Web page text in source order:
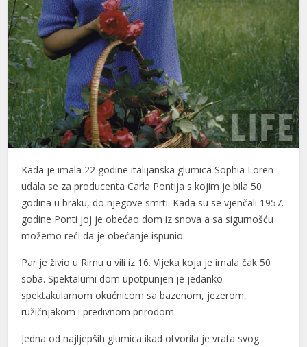
Kada je imala 22 godine italijanska glumica Sophia Loren
udala se za producenta Carla Pontija s kojim je bila 50
godina u braku, do njegove smrti. Kada su se vjenčali 1957.
godine Ponti joj je obećao dom iz snova a sa sigurnošću
možemo reći da je obećanje ispunio.
Par je živio u Rimu u vili iz 16. Vijeka koja je imala čak 50
soba. Spektalurni dom upotpunjen je jedanko
spektakularnom okućnicom sa bazenom, jezerom,
ružičnjakom i predivnom prirodom.
Jedna od najljepših glumica ikad otvorila je vrata svog